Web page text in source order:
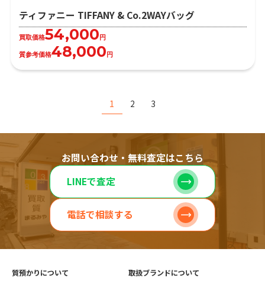
ティファニー TIFFANY & Co.2WAYバッグ
買取価格54,000円
質参考価格48,000円
1 2 3
お問い合わせ・無料査定はこちら
LINEで査定
電話で相談する
質預かりについて
取扱ブランドについて